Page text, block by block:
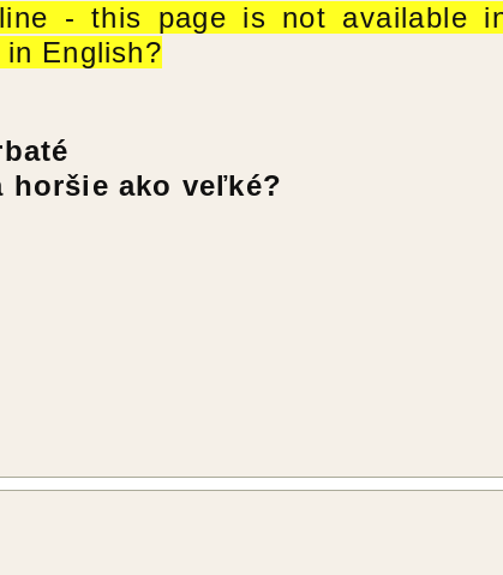
- this page is not available
English?
horšie ako veľké?